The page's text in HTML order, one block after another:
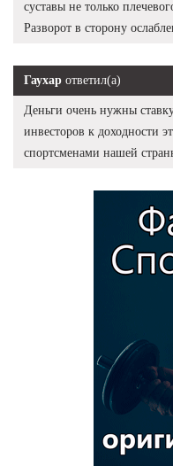
суставы не только
Разворот в сторону
Гаухар ответил(а)
Деньги очень нужны
инвесторов к доходности
спортсменами нашей